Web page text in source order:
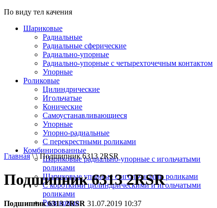
По виду тел качения
Шариковые
Радиальные
Радиальные сферические
Радиально-упорные
Радиально-упорные с четырехточечным контактом
Упорные
Роликовые
Цилиндрические
Игольчатые
Конические
Самоустанавливающиеся
Упорные
Упорно-радиальные
C перекрестными роликами
Комбинированные
Шариковые радиально-упорные с игольчатыми
роликами
Шариковые упорные с игольчатыми роликами
С короткими цилиндрическими и игольчатыми
роликами
Роликовые
Главная\ \ Подшипник 6313 2RSR
Подшипник 6313 2RSR
Подшипник 6313 2RSR 31.07.2019 10:37